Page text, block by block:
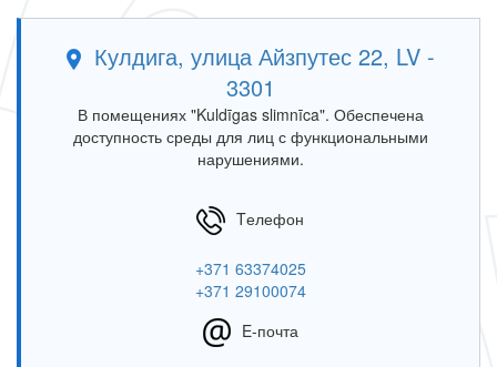
Кулдига, улица Айзпутес 22, LV -
3301
В помещениях "Kuldīgas slimnīca". Обеспечена
доступность среды для лиц с функциональными
нарушениями.
Tелефон
+371 63374025
+371 29100074
E-почта